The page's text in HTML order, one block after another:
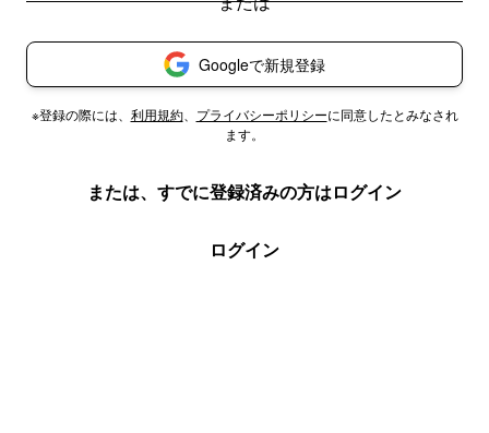
Googleで新規登録
※登録の際には、 利用規約、 プライバシーポリシーに同意したとみなされ
ます。
または、すでに登録済みの方はログイン
ログイン